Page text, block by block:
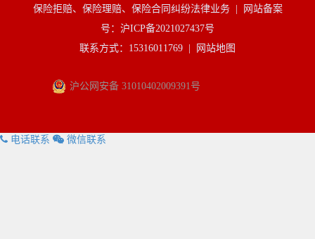
保险拒赔、保险理赔、保险合同纠纷法律业务 |
网站备案
号：沪ICP备2021027437号
联系方式：15316011769 |
网站地图
沪公网安备 31010402009391号
电话联系 微信联系